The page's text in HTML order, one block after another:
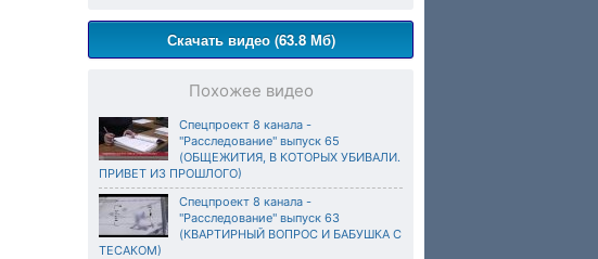
Скачать видео (63.8 Мб)
Похожее видео
Спецпроект 8 канала -
"Расследование" выпуск 65
(ОБЩЕЖИТИЯ, В КОТОРЫХ УБИВАЛИ.
ПРИВЕТ ИЗ ПРОШЛОГО)
Спецпроект 8 канала -
"Расследование" выпуск 63
(КВАРТИРНЫЙ ВОПРОС И БАБУШКА С
ТЕСАКОМ)